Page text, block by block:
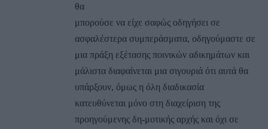
θα
μπορούσε να είχε σαφώς οδηγήσει σε
ασφαλέστερα συμπεράσματα, οδηγούμαστε σε
μια πράξη εξέτασης ποινικών αδικημάτων και
μάλιστα διαφαίνεται μια σιγουριά ότι αυτά θα
υπάρξουν, όμως η όλη διαδικασία
κατευθύνεται μόνο στη διαχείριση της
προηγούμενης δη-μοτικής αρχής και όχι σε